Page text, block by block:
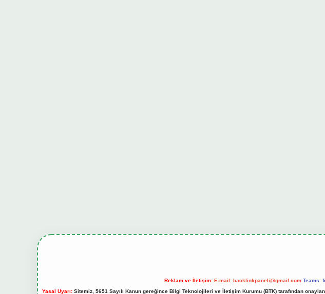
Reklam ve İletişim: E-mail: backlinkpaneli@gmail.com Teams:
Yasal Uyarı:Sitemiz, 5651 Sayılı Kanun gereğince Bilgi Teknolojileri ve İletişim Kurumu (BTK) tarafından